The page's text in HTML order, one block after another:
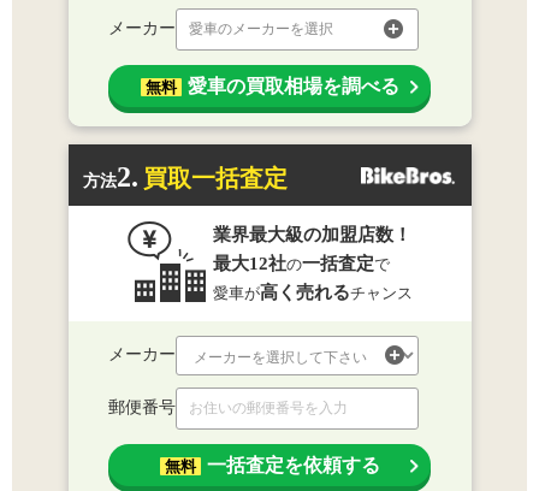
メーカー 愛車のメーカーを選択
無料 愛車の買取相場を調べる
方法2. 買取一括査定
業界最大級の加盟店数！
最大12社の一括査定で
愛車が高く売れるチャンス
メーカー
郵便番号
無料 一括査定を依頼する